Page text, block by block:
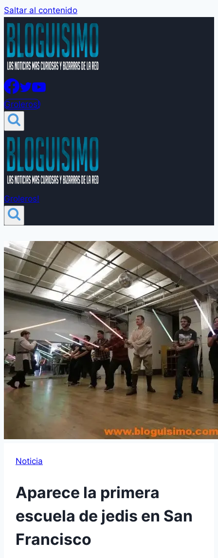
Saltar al contenido
Groleros!
Groleros!
Noticia
Aparece la primera
escuela de jedis en San
Francisco